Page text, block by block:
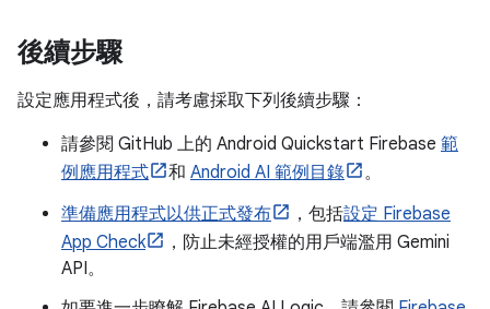
後續步驟
設定應用程式後，請考慮採取下列後續步驟：
請參閱 GitHub 上的 Android Quickstart Firebase 範
例應用程式
和 Android AI 範例目錄
。
準備應用程式以供正式發布
，包括設定 Firebase
App Check
，防止未經授權的用戶端濫用 Gemini
API。